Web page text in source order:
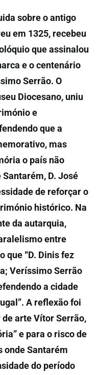
sobre o antigo
em 1325, recebeu
que assinalou
e o centenário
Serrão. O
Diocesano, uniu
e
que a
mas
o país não
D. José
de reforçar o
histórico. Na
da autarquia,
entre
que “D. Dinis fez
Veríssimo Serrão
a cidade
A reflexão foi
arte Vítor Serrão,
e para o risco de
onde Santarém
do período